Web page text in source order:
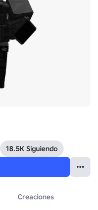
18.5K Siguiendo
Creaciones